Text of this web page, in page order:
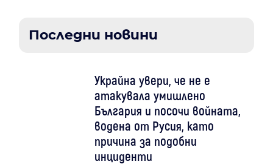
Последни новини
Украйна увери, че не е
атакувала умишлено
България и посочи войната,
водена от Русия, като
причина за подобни
инциденти